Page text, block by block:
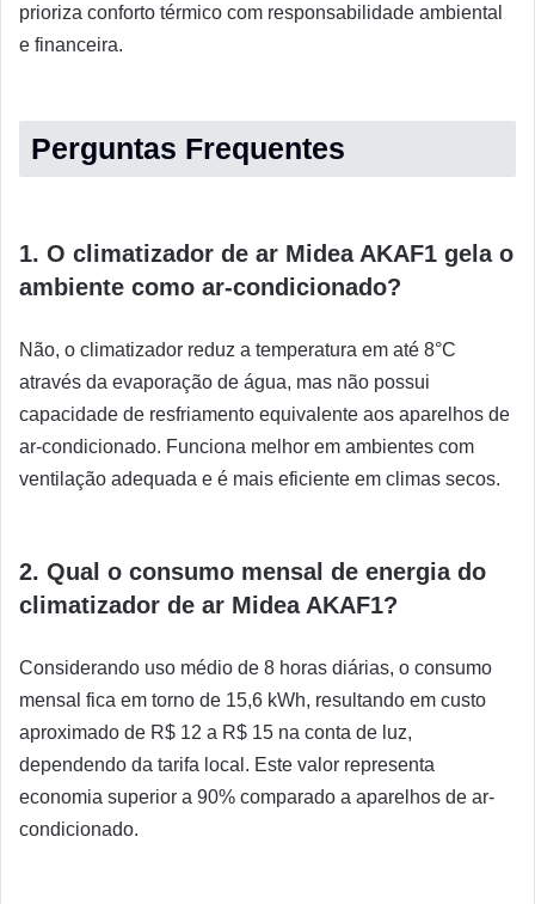
prioriza conforto térmico com responsabilidade ambiental
e financeira.
Perguntas Frequentes
1. O climatizador de ar Midea AKAF1 gela o
ambiente como ar-condicionado?
Não, o climatizador reduz a temperatura em até 8°C
através da evaporação de água, mas não possui
capacidade de resfriamento equivalente aos aparelhos de
ar-condicionado. Funciona melhor em ambientes com
ventilação adequada e é mais eficiente em climas secos.
2. Qual o consumo mensal de energia do
climatizador de ar Midea AKAF1?
Considerando uso médio de 8 horas diárias, o consumo
mensal fica em torno de 15,6 kWh, resultando em custo
aproximado de R$ 12 a R$ 15 na conta de luz,
dependendo da tarifa local. Este valor representa
economia superior a 90% comparado a aparelhos de ar-
condicionado.